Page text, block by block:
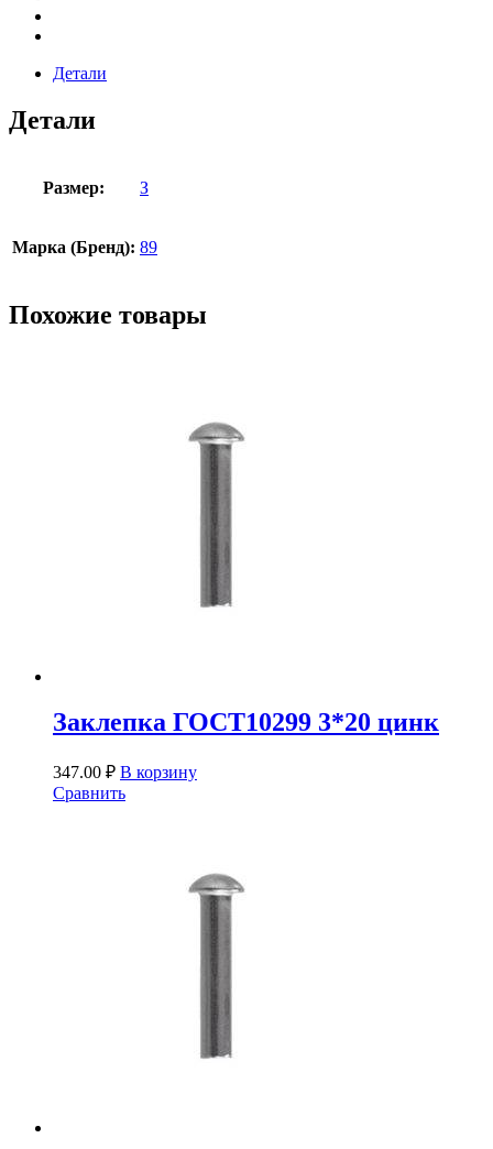
Детали
Детали
Размер: З
Марка (Бренд): 89
Похожие товары
Заклепка ГОСТ10299 3*20 цинк
347.00 ₽ В корзину
Сравнить